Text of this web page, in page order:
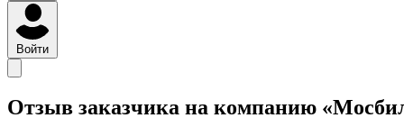
Войти
Отзыв заказчика на компанию